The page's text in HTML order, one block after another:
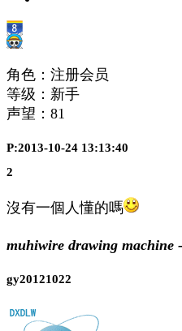
角色：注册会员
等级：新手
声望： 81
P:2013-10-24 13:13:40
2
沒有一個人懂的嗎
muhiwire drawing machine
gy20121022